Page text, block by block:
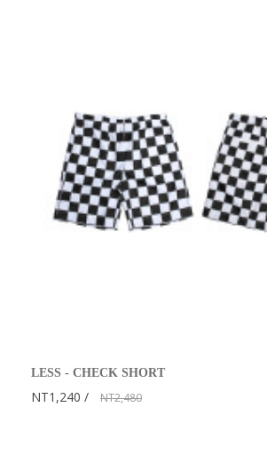
LESS - CHECK SHORT
NT1,240 NT2,480